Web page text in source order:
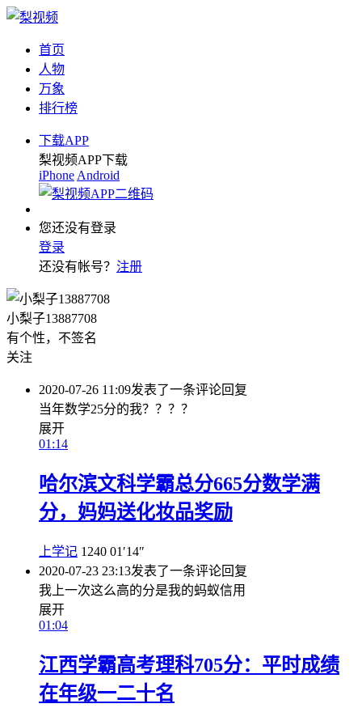
首页
人物
万象
排行榜
下载APP
梨视频APP下载
iPhone Android
您还没有登录
登录
还没有帐号？ 注册
小梨子13887708
有个性，不签名
关注
2020-07-26 11:09发表了一条评论回复
当年数学25分的我？？？？
展开
01:14
哈尔滨文科学霸总分665分数学满
分，妈妈送化妆品奖励
上学记 1240 01′14″
2020-07-23 23:13发表了一条评论回复
我上一次这么高的分是我的蚂蚁信用
展开
01:04
江西学霸高考理科705分：平时成绩
在年级一二十名